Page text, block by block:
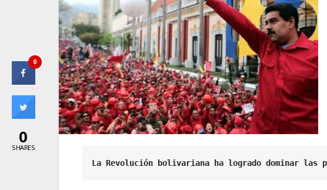
La Revolución bolivariana ha logrado dominar
0
0
SHARES